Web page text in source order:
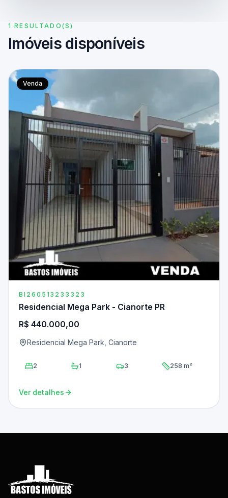
1 RESULTADO(S)
Imóveis disponíveis
Venda
BI260513233323
Residencial Mega Park - Cianorte PR
R$ 440.000,00
Residencial Mega Park, Cianorte
2 1 3 258 m²
Ver detalhes